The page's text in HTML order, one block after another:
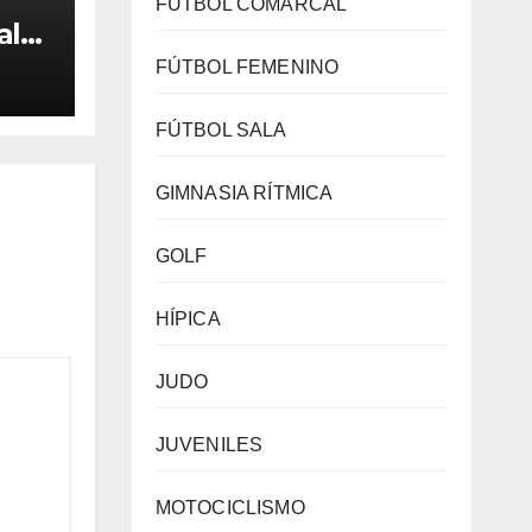
FÚTBOL COMARCAL
FÚTBOL FEMENINO
FÚTBOL SALA
GIMNASIA RÍTMICA
GOLF
HÍPICA
JUDO
JUVENILES
MOTOCICLISMO